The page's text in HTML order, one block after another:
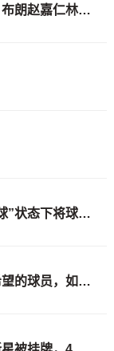
夺冠周期已过？广厦今夏离队核心球员：布朗赵嘉仁林秉圣 胡金秋存疑
阿根廷国脚帕雷德斯再“染黄”，其在“死球”状态下将球闷向对手，或被长时间禁赛
天赋不输王钰栋，这位被视为国足中场希望的球员，如今却成了“玻璃人”